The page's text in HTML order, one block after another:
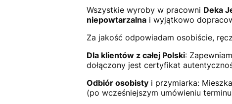
Wszystkie wyroby w pracowni Deka
niepowtarzalnai wyjątkowo
Za jakość odpowiadam osobiście,
Dla klientów z całej Polski:
dołączony jest certyfikat
Odbiór osobistyi przymiarka:
(po wcześniejszym umówieniu